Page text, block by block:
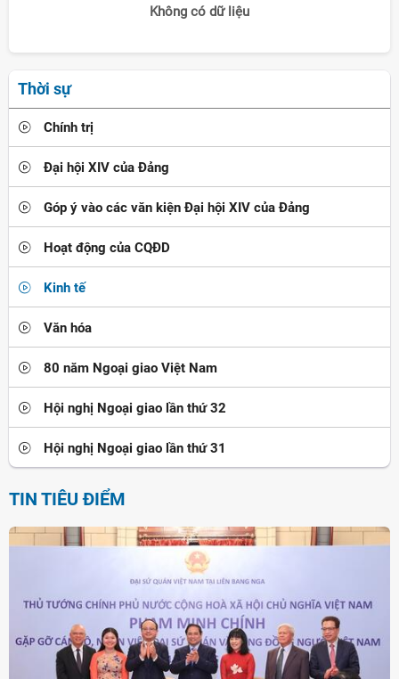
Không có dữ liệu
Thời sự
Chính trị
Đại hội XIV của Đảng
Góp ý vào các văn kiện Đại hội XIV của Đảng
Hoạt động của CQĐD
Kinh tế
Văn hóa
80 năm Ngoại giao Việt Nam
Hội nghị Ngoại giao lần thứ 32
Hội nghị Ngoại giao lần thứ 31
TIN TIÊU ĐIỂM